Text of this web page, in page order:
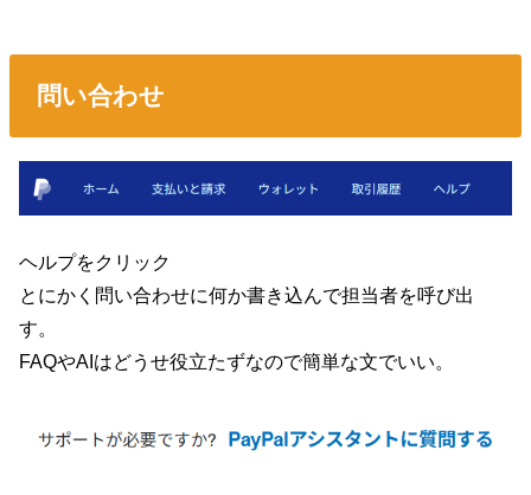
問い合わせ
ヘルプをクリック
とにかく問い合わせに何か書き込んで担当者を呼び出
す。
FAQやAIはどうせ役立たずなので簡単な文でいい。